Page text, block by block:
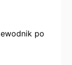
po